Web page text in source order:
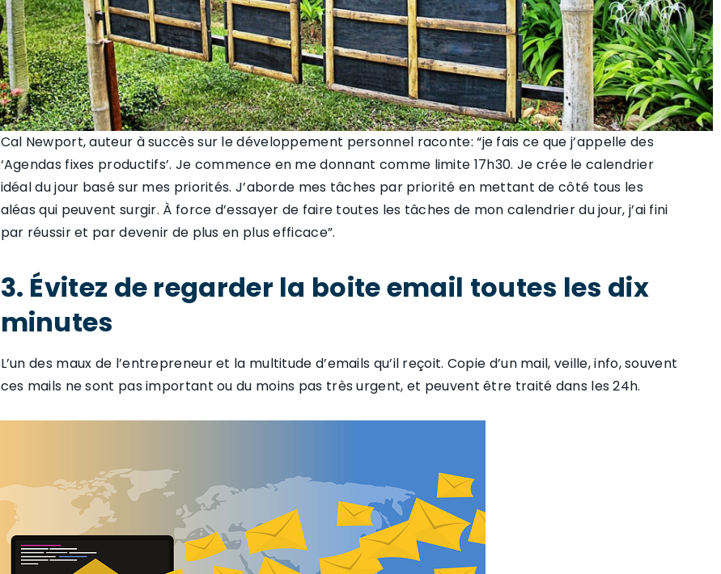
Cal Newport, auteur à succès sur le développement personnel raconte: “je fais ce que j’appelle des
‘Agendas fixes productifs’. Je commence en me donnant comme limite 17h30. Je crée le calendrier
idéal du jour basé sur mes priorités. J’aborde mes tâches par priorité en mettant de côté tous les
aléas qui peuvent surgir. À force d’essayer de faire toutes les tâches de mon calendrier du jour, j’ai fini
par réussir et par devenir de plus en plus efficace”.
3. Évitez de regarder la boite email toutes les dix
minutes
L’un des maux de l’entrepreneur et la multitude d’emails qu’il reçoit. Copie d’un mail, veille, info, souvent
ces mails ne sont pas important ou du moins pas très urgent, et peuvent être traité dans les 24h.